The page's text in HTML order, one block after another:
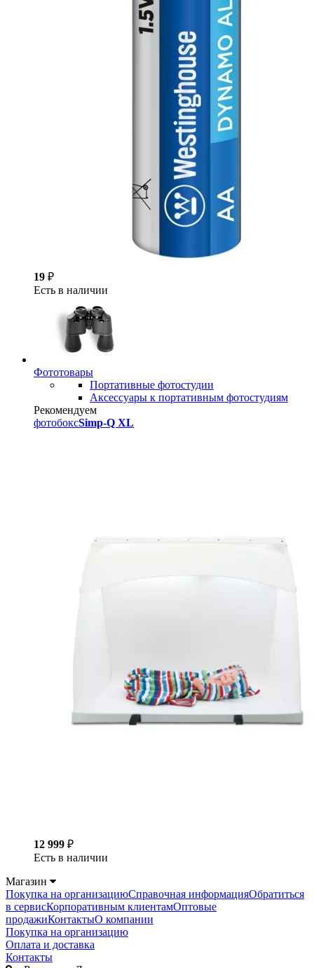
19 ₽
Есть в наличии
Фототовары
Портативные фотостудии
Аксессуары к портативным фотостудиям
Рекомендуем
фотобоксSimp-Q XL
12 999 ₽
Есть в наличии
Магазин
Покупка на организациюСправочная информацияОбратиться
в сервисКорпоративным клиентамОптовые
продажиКонтактыО компании
Покупка на организацию
Оплата и доставка
Контакты